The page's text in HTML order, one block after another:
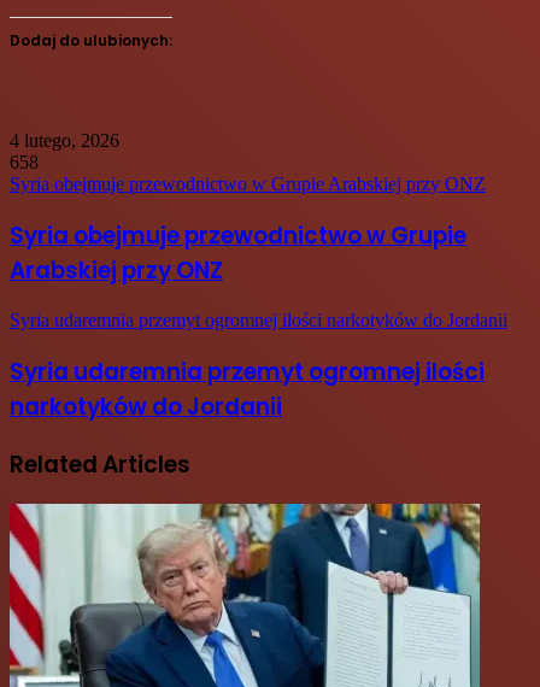
Dodaj do ulubionych:
4 lutego, 2026
658
Syria obejmuje przewodnictwo w Grupie Arabskiej przy ONZ
Syria obejmuje przewodnictwo w Grupie
Arabskiej przy ONZ
Syria udaremnia przemyt ogromnej ilości narkotyków do Jordanii
Syria udaremnia przemyt ogromnej ilości
narkotyków do Jordanii
Related Articles